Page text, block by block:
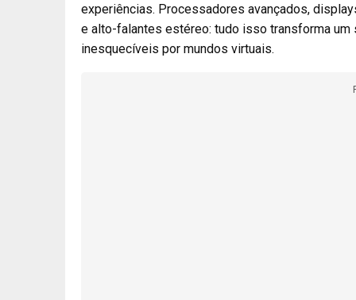
experiências. Processadores avançados,
e alto-falantes estéreo: tudo isso transforma
inesquecíveis por mundos virtuais.